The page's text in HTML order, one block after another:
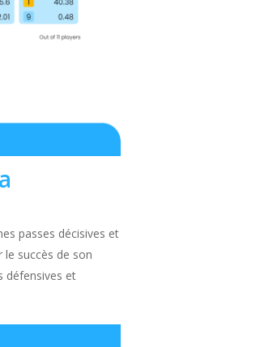
passes décisives et
succès de son
défensives et